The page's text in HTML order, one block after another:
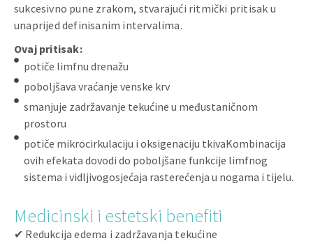
sukcesivno pune zrakom, stvarajući ritmički pritisak u
unaprijed definisanim intervalima.
Ovaj pritisak:
potiče limfnu drenažu
poboljšava vraćanje venske krv
smanjuje zadržavanje tekućine u međustaničnom
prostoru
potiče mikrocirkulaciju i oksigenaciju tkivaKombinacija
ovih efekata dovodi do poboljšane funkcije limfnog
sistema i vidljivogosjećaja rasterećenja u nogama i tijelu.
Medicinski i estetski benefiti
✔ Redukcija edema i zadržavanja tekućine